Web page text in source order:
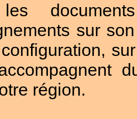
sur
région.